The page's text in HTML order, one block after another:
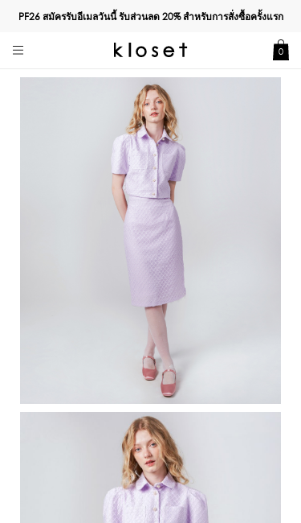
PF26 สมัครรับอีเมลวันนี้ รับส่วนลด20%สำหรับการสั่งซื้อครั้งแรก
0